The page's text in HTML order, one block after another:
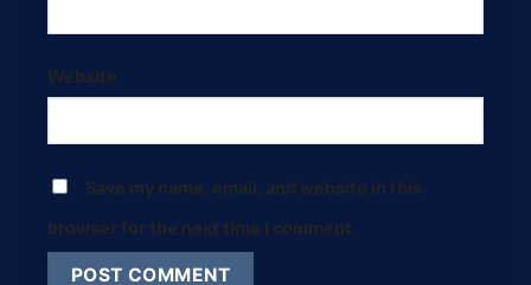
Website
Save my name, email, and website in this
browser for the next time I comment.